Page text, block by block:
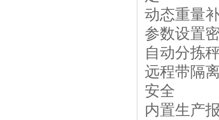
动态重量
参数设置
自动分拣
远程带隔
安全
内置生产